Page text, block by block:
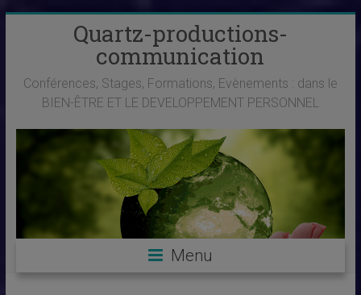
Quartz-productions-
communication
Conférences, Stages, Formations, Evènements : dans le
BIEN-ÊTRE ET LE DEVELOPPEMENT PERSONNEL
Menu